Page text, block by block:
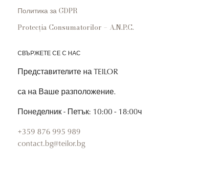
Политика за GDPR
Protecția Consumatorilor – A.N.P.C.
СВЪРЖЕТЕ СЕ С НАС
Представителите на TEILOR
са на Ваше разположение.
Понеделник - Петък: 10:00 - 18:00ч
+359 876 995 989
contact.bg@teilor.bg